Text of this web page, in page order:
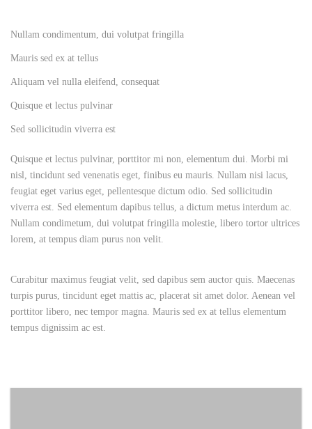
Nullam condimentum, dui volutpat fringilla
Mauris sed ex at tellus
Aliquam vel nulla eleifend, consequat
Quisque et lectus pulvinar
Sed sollicitudin viverra est
Quisque et lectus pulvinar, porttitor mi non, elementum dui. Morbi mi
nisl, tincidunt sed venenatis eget, finibus eu mauris. Nullam nisi lacus,
feugiat eget varius eget, pellentesque dictum odio. Sed sollicitudin
viverra est. Sed elementum dapibus tellus, a dictum metus interdum ac.
Nullam condimetum, dui volutpat fringilla molestie, libero tortor ultrices
lorem, at tempus diam purus non velit.
Curabitur maximus feugiat velit, sed dapibus sem auctor quis. Maecenas
turpis purus, tincidunt eget mattis ac, placerat sit amet dolor. Aenean vel
porttitor libero, nec tempor magna. Mauris sed ex at tellus elementum
tempus dignissim ac est.